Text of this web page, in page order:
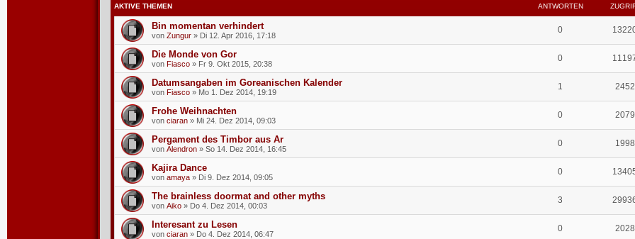
AKTIVE THEMEN ANTWORTEN
Bin momentan verhindert
von Zungur» Di 12. Apr 2016, 17:18
0
Die Monde von Gor
von Fiasco» Fr 9. Okt 2015, 20:38
0
Datumsangaben im Goreanischen Kalender
von Fiasco» Mo 1. Dez 2014, 19:19
1
Frohe Weihnachten
von ciaran» Mi 24. Dez 2014, 09:03
0
Pergament des Timbor aus Ar
von Alendron» So 14. Dez 2014, 16:45
0
Kajira Dance
von amaya» Di 9. Dez 2014, 09:05
0
The brainless doormat and other myths
von Aiko» Do 4. Dez 2014, 00:03
3
Interesant zu Lesen
von ciaran» Do 4. Dez 2014, 06:47
0